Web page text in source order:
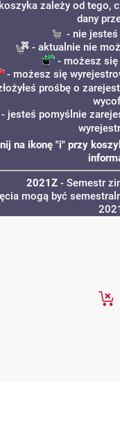
zależy od tego,
dany
- nie
- aktualnie nie
- możesz się
- możesz się
prośbę o
jesteś pomyślnie
na ikonę "i" przy
2021Z - Semestr
mogą być